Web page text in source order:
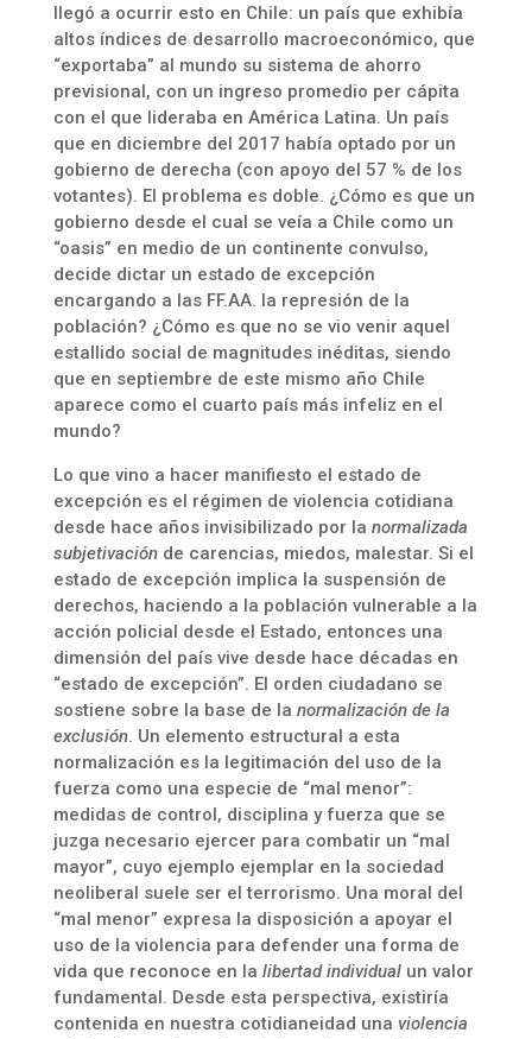
llegó a ocurrir esto en Chile: un país que exhibía
altos índices de desarrollo macroeconómico, que
“exportaba” al mundo su sistema de ahorro
previsional, con un ingreso promedio per cápita
con el que lideraba en América Latina. Un país
que en diciembre del 2017 había optado por un
gobierno de derecha (con apoyo del 57 % de los
votantes). El problema es doble. ¿Cómo es que un
gobierno desde el cual se veía a Chile como un
“oasis” en medio de un continente convulso,
decide dictar un estado de excepción
encargando a las FF.AA. la represión de la
población? ¿Cómo es que no se vio venir aquel
estallido social de magnitudes inéditas, siendo
que en septiembre de este mismo año Chile
aparece como el cuarto país más infeliz en el
mundo?
Lo que vino a hacer manifiesto el estado de
excepción es el régimen de violencia cotidiana
desde hace años invisibilizado por la normalizada
subjetivaciónde carencias, miedos, malestar. Si el
estado de excepción implica la suspensión de
derechos, haciendo a la población vulnerable a la
acción policial desde el Estado, entonces una
dimensión del país vive desde hace décadas en
“estado de excepción”. El orden ciudadano se
sostiene sobre la base de la normalización de la
exclusión. Un elemento estructural a esta
normalización es la legitimación del uso de la
fuerza como una especie de “mal menor”:
medidas de control, disciplina y fuerza que se
juzga necesario ejercer para combatir un “mal
mayor”, cuyo ejemplo ejemplar en la sociedad
neoliberal suele ser el terrorismo. Una moral del
“mal menor” expresa la disposición a apoyar el
uso de la violencia para defender una forma de
vida que reconoce en la libertad individualun valor
fundamental. Desde esta perspectiva, existiría
contenida en nuestra cotidianeidad una violencia